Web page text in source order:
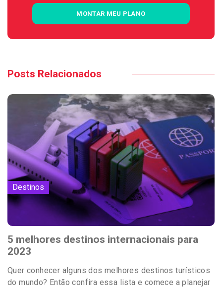
MONTAR MEU PLANO
Posts Relacionados
Destinos
5 melhores destinos internacionais para
2023
Quer conhecer alguns dos melhores destinos turísticos
do mundo? Então confira essa lista e comece a planejar